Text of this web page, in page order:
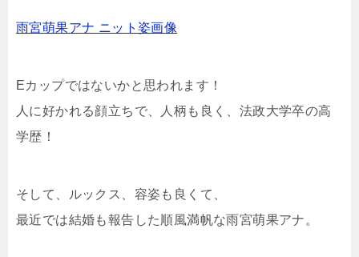
雨宮萌果アナ ニット姿画像
Eカップではないかと思われます！
人に好かれる顔立ちで、人柄も良く、法政大学卒の高
学歴！
そして、ルックス、容姿も良くて、
最近では結婚も報告した順風満帆な雨宮萌果アナ。